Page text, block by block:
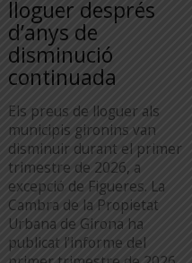
lloguer després
d’anys de
disminució
continuada
Els preus de lloguer als
municipis gironins van
disminuir durant el primer
trimestre de 2026, a
excepció de Figueres. La
Cambra de la Propietat
Urbana de Girona ha
publicat l’informe del